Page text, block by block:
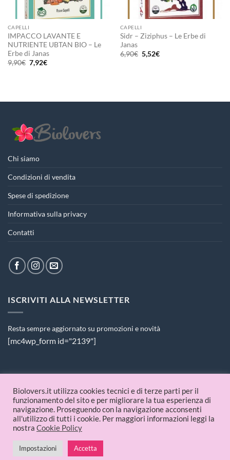
CAPELLI
IMPACCO LAVANTE E
NUTRIENTE UBTAN BIO – Le
Erbe di Janas
9,90€ Il
prezzo
7,92€Il
CAPELLI
Sidr – Ziziphus – Le Erbe di
Janas
6,90€ Il
prezzo
5,52€Il
Chi siamo
Condizioni di vendita
Spese di spedizione
Informativa sulla privacy
Contatti
ISCRIVITI ALLA NEWSLETTER
Resta sempre aggiornato su promozioni e novità
[mc4wp_form id="2139"]
PAGAMENTI ACCETTATI
© 2026 Biolovers.it | P.IVA 09336481214
Biolovers.it utilizza cookies tecnici e di terze parti per il
funzionamento del sito e per migliorare la tua esperienza di
navigazione. Proseguendo con la navigazione acconsenti
all'utilizzo di tutti i cookie. Per maggiori informazioni leggi la
nostra Cookie Policy
Impostazioni Accetta